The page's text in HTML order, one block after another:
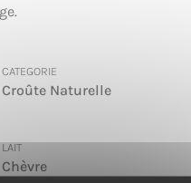
CATEGORIE
Croûte Naturelle
LAIT
Chèvre